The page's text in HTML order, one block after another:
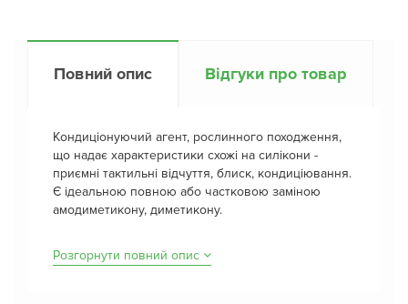
Повний опис Відгуки про товар
Кондиціонуючий агент, рослинного походження,
що надає характеристики схожі на силікони -
приємні тактильні відчуття, блиск, кондиціювання.
Є ідеальною повною або частковою заміною
амодиметикону, диметикону.
Розгорнути повний опис